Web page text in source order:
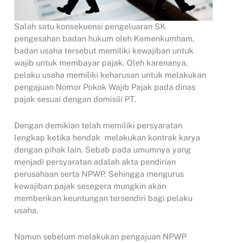
Salah satu konsekuensi pengeluaran SK
pengesahan badan hukum oleh Kemenkumham,
badan usaha tersebut memiliki kewajiban untuk
wajib untuk membayar pajak. Oleh karenanya,
pelaku usaha memiliki keharusan untuk melakukan
pengajuan Nomor Pokok Wajib Pajak pada dinas
pajak sesuai dengan domisili PT.
Dengan demikian telah memiliki persyaratan
lengkap ketika hendak melakukan kontrak karya
dengan pihak lain. Sebab pada umumnya yang
menjadi persyaratan adalah akta pendirian
perusahaan serta NPWP. Sehingga mengurus
kewajiban pajak sesegera mungkin akan
memberikan keuntungan tersendiri bagi pelaku
usaha.
Namun sebelum melakukan pengajuan NPWP